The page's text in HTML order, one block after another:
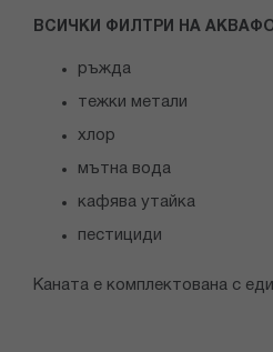
ВСИЧКИ ФИЛТРИ НА
ръжда
тежки метали
хлор
мътна вода
кафява утайка
пестициди
Каната е комплектована с